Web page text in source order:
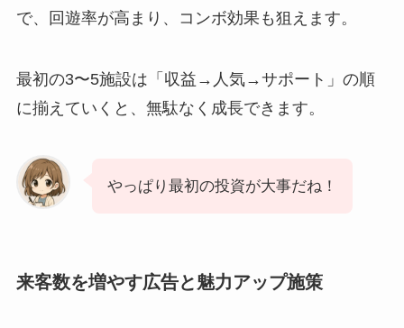
で、回遊率が高まり、コンボ効果も狙えます。
最初の3〜5施設は「収益→人気→サポート」の順
に揃えていくと、無駄なく成長できます。
やっぱり最初の投資が大事だね！
来客数を増やす広告と魅力アップ施策